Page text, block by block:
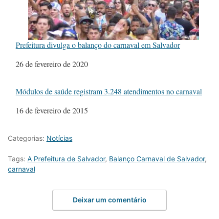
Prefeitura divulga o balanço do carnaval em Salvador
Data
26 de fevereiro de 2020
Módulos de saúde registram 3.248 atendimentos no carnaval
Data
16 de fevereiro de 2015
Categorias: Notícias
Tags: A Prefeitura de Salvador, Balanço Carnaval de Salvador,
carnaval
Deixar um comentário